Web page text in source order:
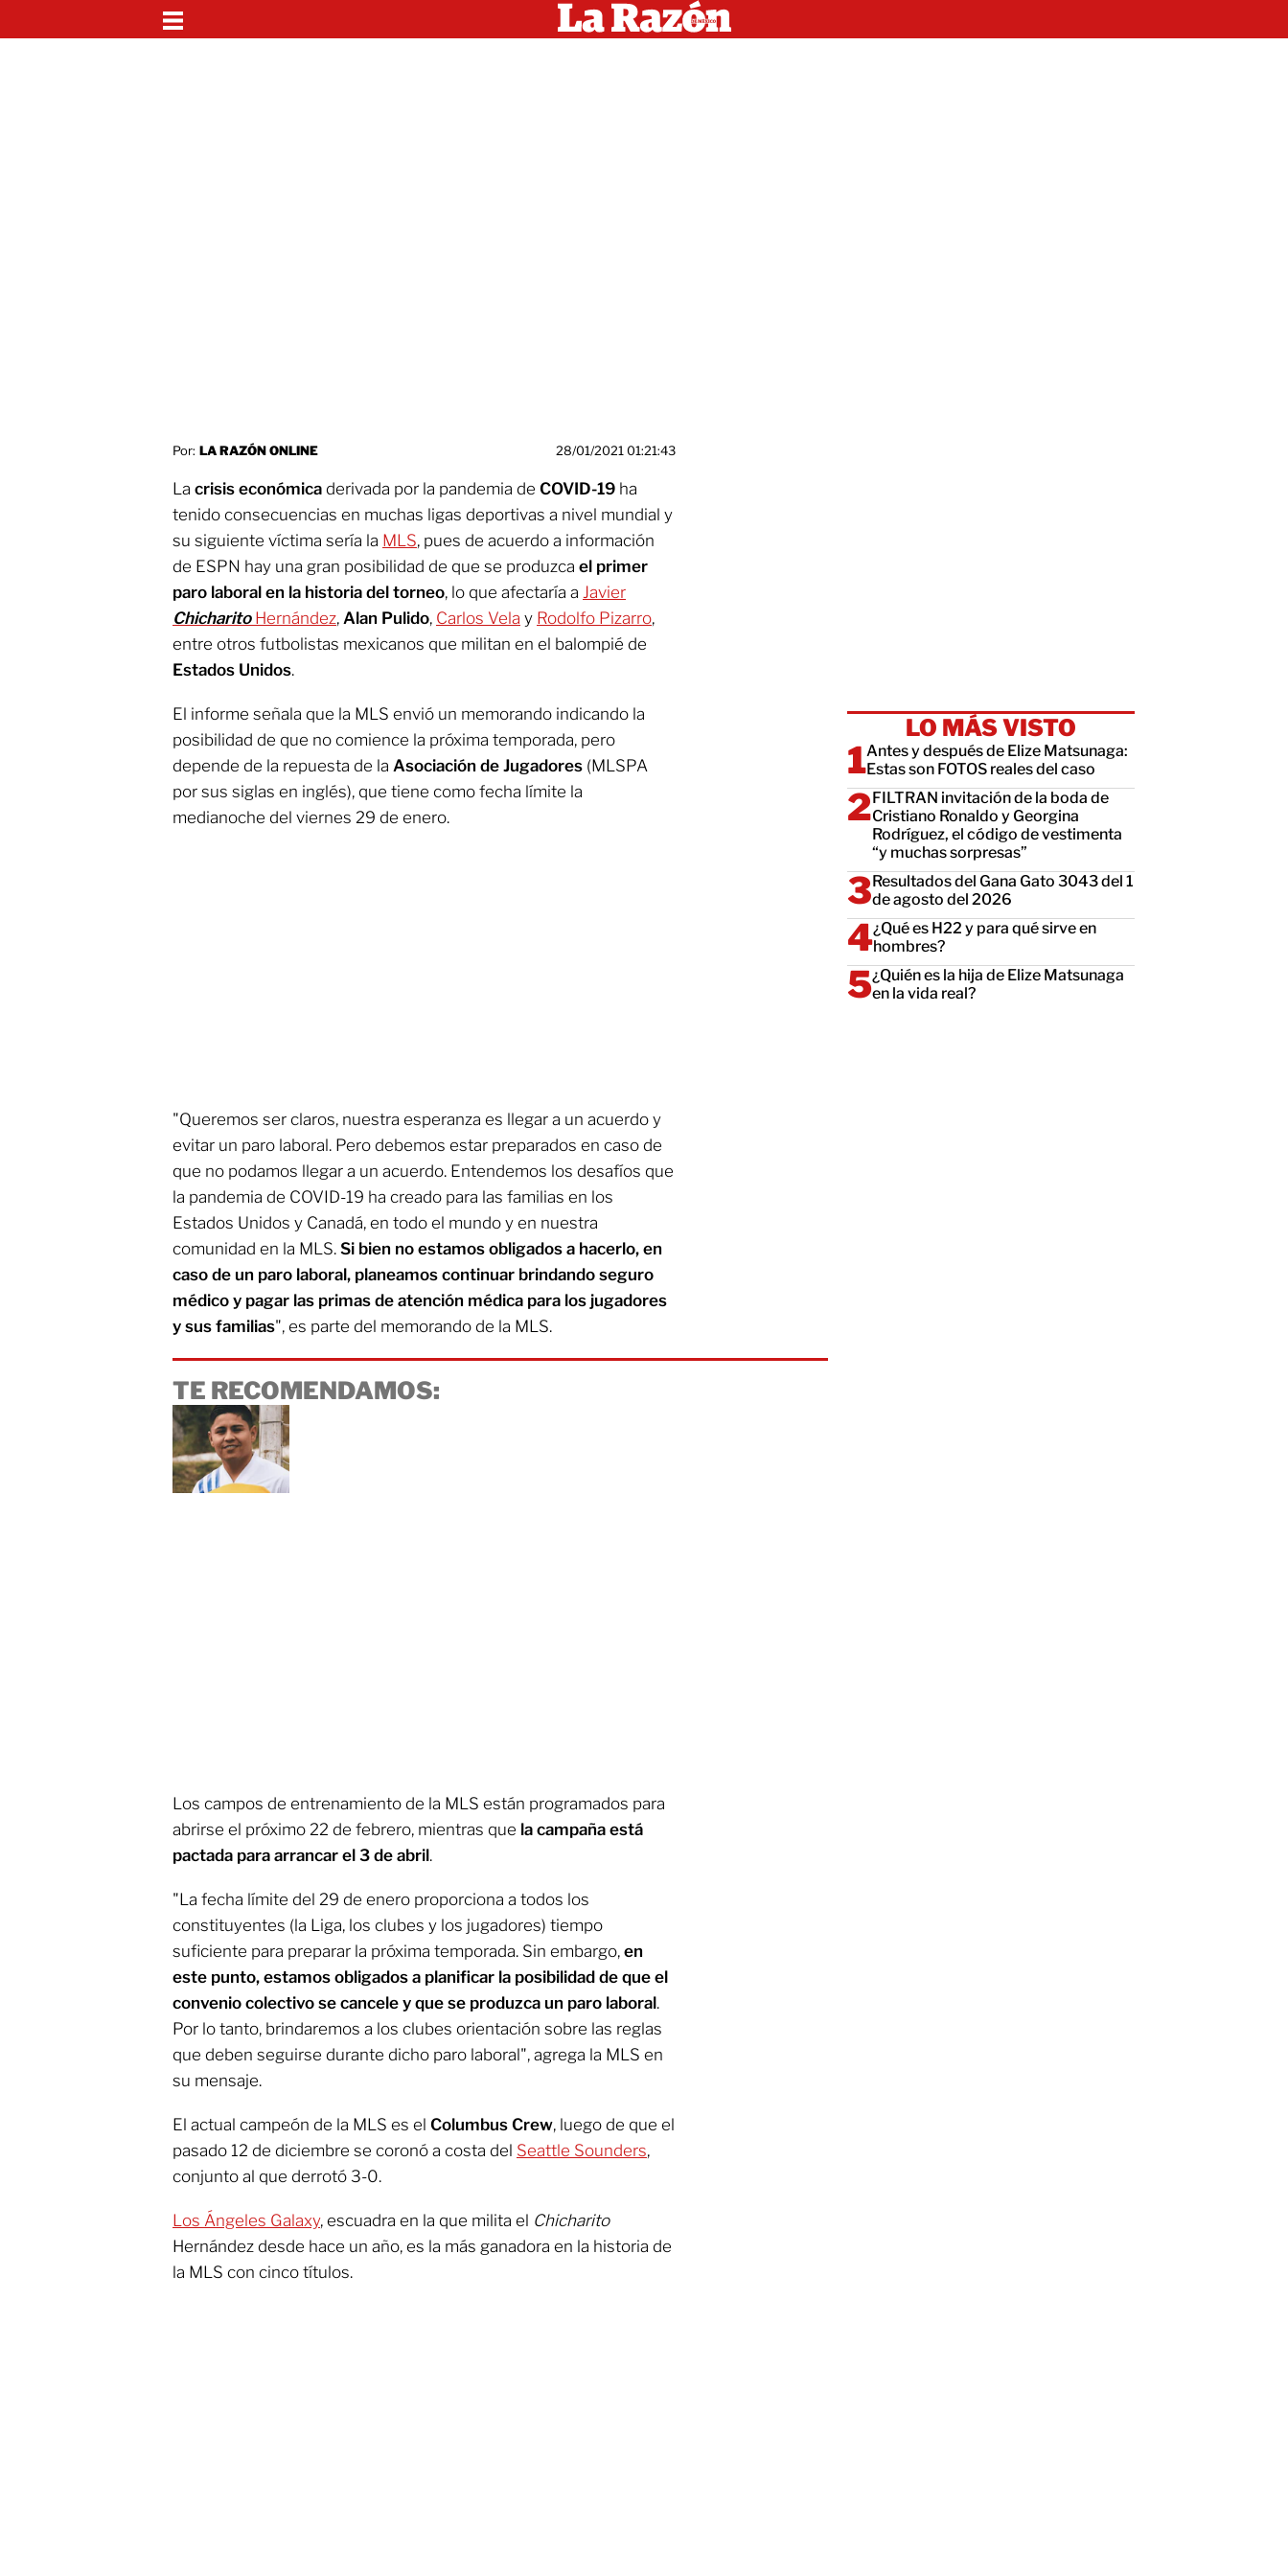
Por: LA RAZÓN ONLINE 28/01/2021 01:21:43
La crisis económica derivada por la pandemia de COVID-19 ha
tenido consecuencias en muchas ligas deportivas a nivel mundial y
su siguiente víctima sería la MLS, pues de acuerdo a información
de ESPN hay una gran posibilidad de que se produzca el primer
paro laboral en la historia del torneo, lo que afectaría a Javier
ChicharitoHernández, Alan Pulido, Carlos Vela y Rodolfo Pizarro,
entre otros futbolistas mexicanos que militan en el balompié de
Estados Unidos.
El informe señala que la MLS envió un memorando indicando la
posibilidad de que no comience la próxima temporada, pero
depende de la repuesta de la Asociación de Jugadores (MLSPA
por sus siglas en inglés), que tiene como fecha límite la
medianoche del viernes 29 de enero.
"Queremos ser claros, nuestra esperanza es llegar a un acuerdo y
evitar un paro laboral. Pero debemos estar preparados en caso de
que no podamos llegar a un acuerdo. Entendemos los desafíos que
la pandemia de COVID-19 ha creado para las familias en los
Estados Unidos y Canadá, en todo el mundo y en nuestra
comunidad en la MLS. Si bien no estamos obligados a hacerlo, en
caso de un paro laboral, planeamos continuar brindando seguro
médico y pagar las primas de atención médica para los jugadores
y sus familias", es parte del memorando de la MLS.
TE RECOMENDAMOS:
Los campos de entrenamiento de la MLS están programados para
abrirse el próximo 22 de febrero, mientras que la campaña está
pactada para arrancar el 3 de abril.
"La fecha límite del 29 de enero proporciona a todos los
constituyentes (la Liga, los clubes y los jugadores) tiempo
suficiente para preparar la próxima temporada. Sin embargo, en
este punto, estamos obligados a planificar la posibilidad de que el
convenio colectivo se cancele y que se produzca un paro laboral.
Por lo tanto, brindaremos a los clubes orientación sobre las reglas
que deben seguirse durante dicho paro laboral", agrega la MLS en
su mensaje.
El actual campeón de la MLS es el Columbus Crew, luego de que el
pasado 12 de diciembre se coronó a costa del Seattle Sounders,
conjunto al que derrotó 3-0.
Los Ángeles Galaxy, escuadra en la que milita el Chicharito
Hernández desde hace un año, es la más ganadora en la historia de
la MLS con cinco títulos.
LO MÁS VISTO
Antes y después de Elize Matsunaga:
Estas son FOTOS reales del caso
FILTRAN invitación de la boda de
Cristiano Ronaldo y Georgina
Rodríguez, el código de vestimenta
“y muchas sorpresas”
Resultados del Gana Gato 3043 del 1
de agosto del 2026
¿Qué es H22 y para qué sirve en
hombres?
¿Quién es la hija de Elize Matsunaga
en la vida real?